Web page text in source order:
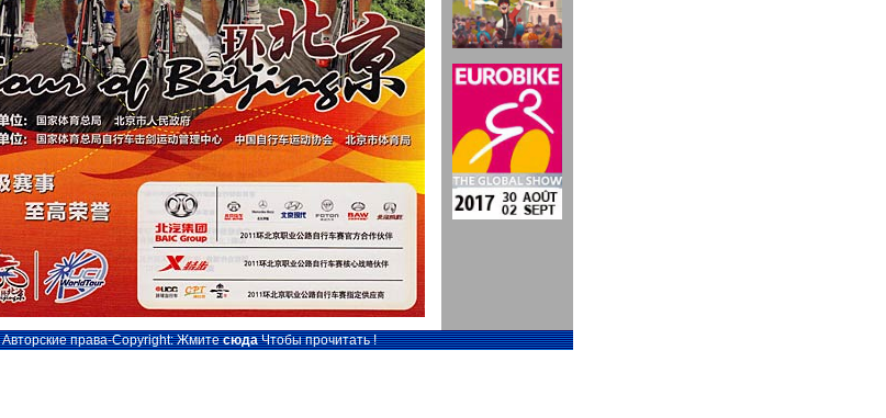
Авторские права-Copyright: ЖмитесюдаЧтобы прочитать !